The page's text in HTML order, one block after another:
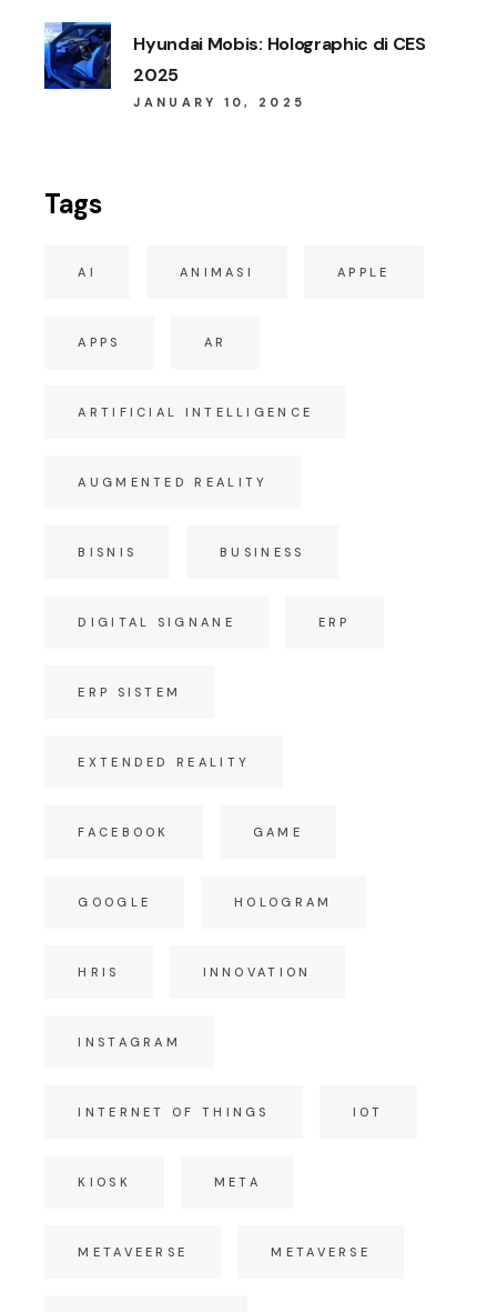
Hyundai Mobis: Holographic di CES
2025
JANUARY 10, 2025
Tags
AI ANIMASI APPLE
APPS AR
ARTIFICIAL INTELLIGENCE
AUGMENTED REALITY
BISNIS BUSINESS
DIGITAL SIGNANE ERP
ERP SISTEM
EXTENDED REALITY
FACEBOOK GAME
GOOGLE HOLOGRAM
HRIS INNOVATION
INSTAGRAM
INTERNET OF THINGS IOT
KIOSK META
METAVEERSE METAVERSE